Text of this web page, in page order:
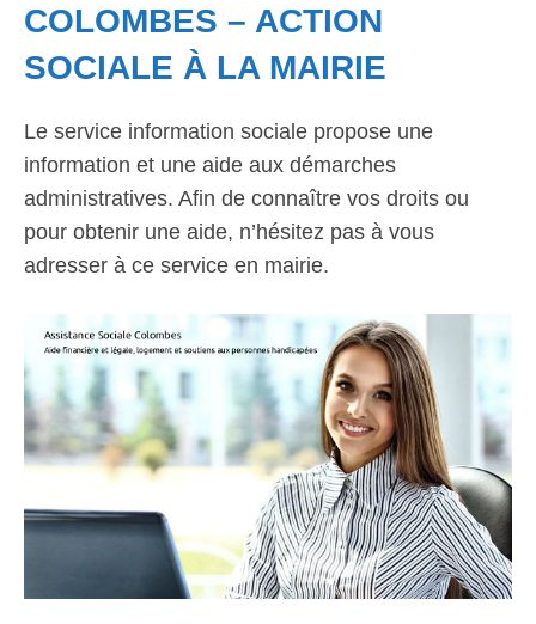
COLOMBES – ACTION
SOCIALE À LA MAIRIE
Le service information sociale propose une
information et une aide aux démarches
administratives. Afin de connaître vos droits ou
pour obtenir une aide, n’hésitez pas à vous
adresser à ce service en mairie.